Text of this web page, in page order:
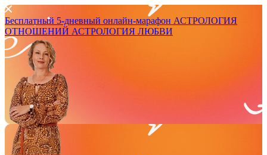
Бесплатный 5-дневный онлайн-марафон АСТРОЛОГИЯ
ОТНОШЕНИЙ АСТРОЛОГИЯ ЛЮБВИ